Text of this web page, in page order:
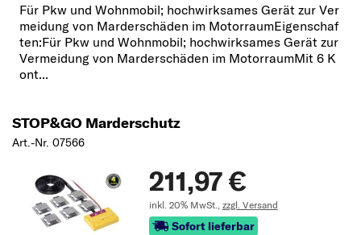
Für Pkw und Wohnmobil; hochwirksames Gerät zur Ver
meidung von Marderschäden im MotorraumEigenschaf
ten:Für Pkw und Wohnmobil; hochwirksames Gerät zur
Vermeidung von Marderschäden im MotorraumMit 6 K
ont...
STOP&GO Marderschutz
Art.-Nr. 07566
211,97 €
inkl. 20% MwSt., zzgl. Versand
Sofort lieferbar